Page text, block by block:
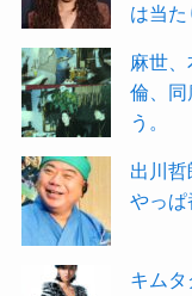
は当た
麻世
倫、
う。
出川
やっぱ
キム